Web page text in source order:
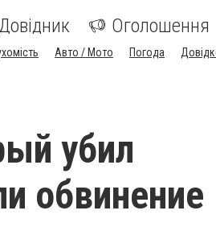
Оголошення
Авто / Мото Погода
убил
обвинение